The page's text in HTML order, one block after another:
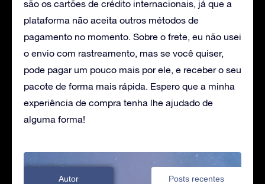
são os cartões de crédito internacionais, já que a
plataforma não aceita outros métodos de
pagamento no momento. Sobre o frete, eu não usei
o envio com rastreamento, mas se você quiser,
pode pagar um pouco mais por ele, e receber o seu
pacote de forma mais rápida. Espero que a minha
experiência de compra tenha lhe ajudado de
alguma forma!
Autor Posts recentes